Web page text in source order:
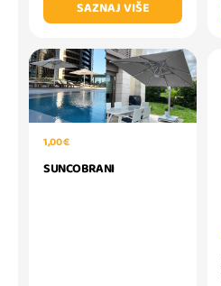
SAZNAJ VIŠE
1,00 €
SUNCOBRANI